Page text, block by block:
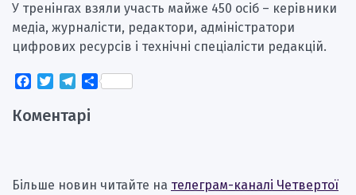
У тренінгах взяли участь майже 450 осіб – керівники
медіа, журналісти, редактори, адміністратори
цифрових ресурсів і технічні спеціалісти редакцій.
Facebook
TwitterTelegram
Поділитися
Коментарі
Більше новин читайте на телеграм-каналі Четвертої